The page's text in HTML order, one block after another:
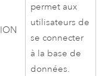
permet aux
utilisateurs de
se connecter
à la base de
données.